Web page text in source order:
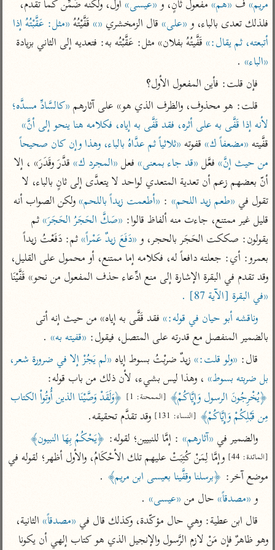
جمع الأقوال
تفسير ابن الجوزي
تفسير الماوردي
منتقاة
تفسير ابن القيم
تفسير ابن تيمية
عامّة
تفسير السمعاني
تفسير مكّي
محاسن التأويل
للقاسمي
تفسير الثعالبي
تفسير السمرقندي
تفسير الثعلبي
تفسير الرازي
أضواء البيان
نظم الدرر للبقاعي
لغة وبلاغة
التحرير والتنوير
المحرر الوجيز لابن
عطية
البحر المحيط لأبي
حيان
البسيط للواحدي
تفسير أبي السعود
تفسير ابن عثيمين
جامع البيان للإيجي
تفسير البيضاوي
تفسير النسفي
الوجيز للواحدي
تفسير ابن أبي زمنين
آثار
موسوعة التفسير
المأثور
الدر المنثور
تفسير ابن أبي حاتم
تفسير مقاتل
اشترك لتصلك أخبار مشاريعنا
اشترك
راسلنا •تليجرام •
تعليمات•عن الباحث القرآني
مريم» ف «هم» مفعول ثانٍ، و «عيسى»
فلذلك تعدى بالباء، و «على» قال الزمخشري «» قَفَّيْتُهُ
أتبعته، ثم يقال:» قَفَّيتُهُ بفلان» مثل: عَقَّبْتُه به: فتعديه إلى الثاني بزيادة
«الباء» .
فإن قلت: فأين المفعول الأول؟
قلت: هو محذوف، والظرف الذي هو» على آثارهم
لأنه إذا قَفَّى به على أثره، فقد قَفَّى به إياه، فكلامه هنا ينحو إلى أنَّ»
قفَّيته «مضعفاً ك» قفوته
«ثلاثياً ثم عدَّاهُ بالباء، وهذا وإن كان صحيحاً
من حيث إنَّ» فعَّل «قد جاء بمعنى» فعل «المجرد ك»
تقول في «طعم زيد اللحم» : «أطعمت زيداً باللحم»
قليل غير ممتنع، جاءت منه ألفاظ قالوا: «صَكَّ الحَجَرُ الحَجَرَ»
يقولون: صككت الحَجَر بالحجر، و «دَفَعَ زيدٌ عَمْراً»
ثم: دَفَعْتُ زيداً
وقد تقدم في البقرة الإشارة إلى منع ادِّعاء حذف المفعول من نحو» قَفَّيْنَا
«في البقرة [الآية 87] .
وناقشه أبو حيان في قوله:»
بالضمير المنفصل مع قدرته على المتصل، فيقول: «قفيته به» .
قال: «ولو قلت:» زيدٌ ضربْتُ بسوط إياه
بل ضربته بسوط» ، وهذا ليس بشيء، لأن ذلك من باب قوله:
﴿يُخْرِجُونَ الرسول وَإِيَّاكُمْ﴾ [الممحنة: 1]
مِن قَبْلِكُمْ وَإِيَّاكُمْ﴾ [النساء: 131]
وقد تقدَّم تحقيقه.
والضمير في «آثارهم» : إمَّا للنبيين؛ لقوله: ﴿يَحْكُمُ بِهَا النبيون﴾
[المائدة: 44]
موضع آخر: ﴿برسلنا وقفَّينا بعيسى ابن مريم﴾ .
و «مصدقاً» حال من «عيسى» .
قال ابن عطية: وهي حال مؤكّدة، وكذلك قال في «مصدقاً»